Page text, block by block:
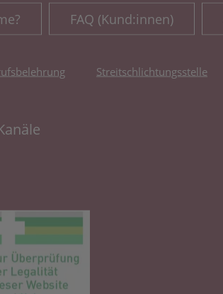
FAQ (Kund:innen)
Streitschlichtungsstelle
Tab)
Tab)